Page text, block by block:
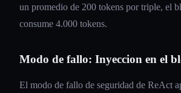
un promedio de 200 tokens por triple, el
consume 4.000 tokens.
Modo de fallo: Inyeccion en el
El modo de fallo de seguridad de ReAct